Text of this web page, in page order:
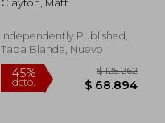
dioses, diosas y
Clayton, Matt
Independently Published,
Tapa Blanda, Nuevo